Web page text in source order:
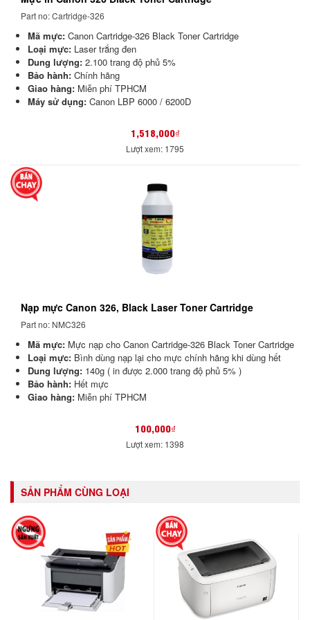
Part no: Cartridge-326
Mã mực: Canon Cartridge-326 Black Toner Cartridge
Loại mực: Laser trắng đen
Dung lượng: 2.100 trang độ phủ 5%
Bảo hành: Chính hãng
Giao hàng: Miễn phí TPHCM
Máy sử dụng: Canon LBP 6000 / 6200D
1,518,000₫
Lượt xem: 1795
Nạp mực Canon 326, Black Laser Toner Cartridge
Part no: NMC326
Mã mực: Mực nạp cho Canon Cartridge-326 Black Toner Cartridge
Loại mực: Bình dùng nạp lại cho mực chính hãng khi dùng hết
Dung lượng: 140g ( in được 2.000 trang độ phủ 5% )
Bảo hành: Hết mực
Giao hàng: Miễn phí TPHCM
100,000₫
Lượt xem: 1398
SẢN PHẨM CÙNG LOẠI